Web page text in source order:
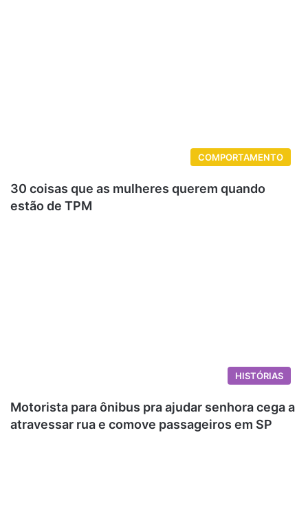
COMPORTAMENTO
30 coisas que as mulheres querem quando
estão de TPM
HISTÓRIAS
Motorista para ônibus pra ajudar senhora cega a
atravessar rua e comove passageiros em SP